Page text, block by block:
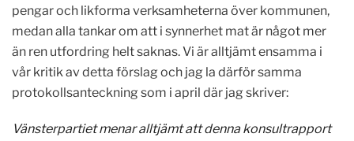
pengar och likforma verksamheterna över kommunen,
medan alla tankar om att i synnerhet mat är något mer
än ren utfordring helt saknas. Vi är alltjämt ensamma i
vår kritik av detta förslag och jag la därför samma
protokollsanteckning som i april där jag skriver:
Vänsterpartiet menar alltjämt att denna konsultrapport